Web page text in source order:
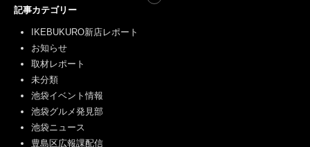
記事カテゴリー
IKEBUKURO新店レポート
お知らせ
取材レポート
未分類
池袋イベント情報
池袋グルメ発見部
池袋ニュース
豊島区広報課配信